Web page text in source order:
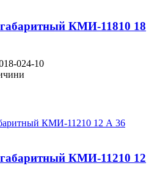
КМИ-11810 18
024-10
КМИ-11210 12